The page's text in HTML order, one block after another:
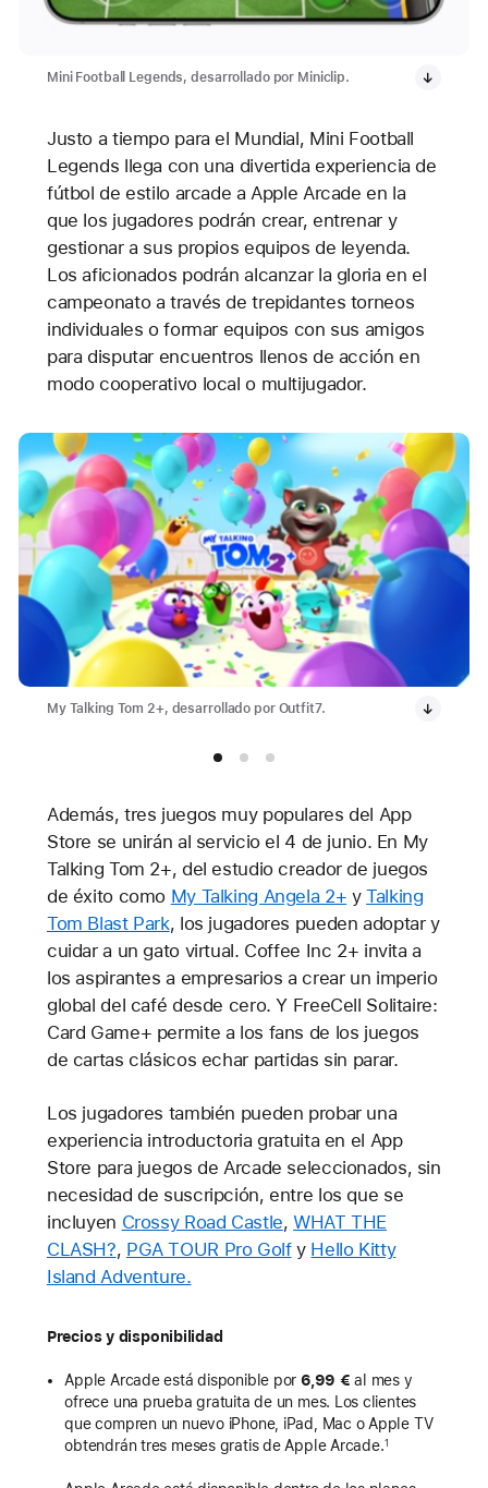
Mini Football Legends, desarrollado por Miniclip.
Justo a tiempo para el Mundial, Mini Football
Legends llega con una divertida experiencia de
fútbol de estilo arcade a Apple Arcade en la
que los jugadores podrán crear, entrenar y
gestionar a sus propios equipos de leyenda.
Los aficionados podrán alcanzar la gloria en el
campeonato a través de trepidantes torneos
individuales o formar equipos con sus amigos
para disputar encuentros llenos de acción en
modo cooperativo local o multijugador.
My Talking Tom 2+, desarrollado por Outfit7.
Además, tres juegos muy populares del App
Store se unirán al servicio el 4 de junio. En My
Talking Tom 2+, del estudio creador de juegos
de éxito como My Talking Angela 2+ yTalking
Tom Blast Park, los jugadores pueden adoptar y
cuidar a un gato virtual. Coffee Inc 2+ invita a
los aspirantes a empresarios a crear un imperio
global del café desde cero. Y FreeCell Solitaire:
Card Game+ permite a los fans de los juegos
de cartas clásicos echar partidas sin parar.
Los jugadores también pueden probar una
experiencia introductoria gratuita en el App
Store para juegos de Arcade seleccionados, sin
necesidad de suscripción, entre los que se
incluyen Crossy Road Castle,WHAT THE
CLASH?, PGA TOUR Pro Golfy Hello Kitty
Island Adventure.
Precios y disponibilidad
Apple Arcade está disponible por 6,99 € al mes y
ofrece una prueba gratuita de un mes. Los clientes
que compren un nuevo iPhone, iPad, Mac o Apple TV
obtendrán tres meses gratis de Apple Arcade.1